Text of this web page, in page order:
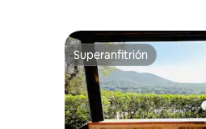
Superanfitrión
Superanfitrión